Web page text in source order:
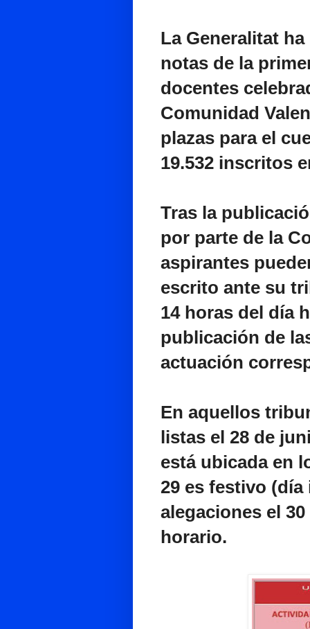
La Generalitat
notas de la
docentes
Comunidad
plazas para el
19.532 inscritos
Tras la
por parte de la
aspirantes
escrito ante su
14 horas del día
publicación de
actuación
En aquellos
listas el 28 de
está ubicada en
29 es festivo
alegaciones el
horario.